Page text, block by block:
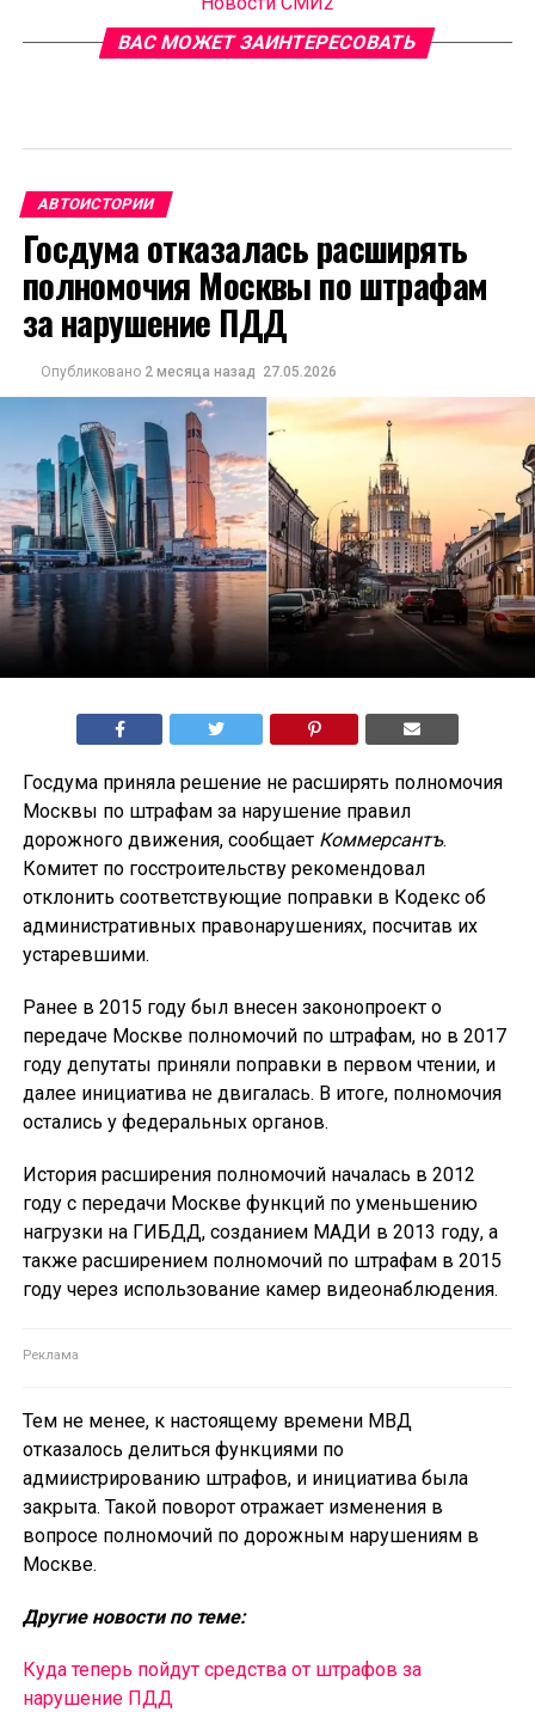
ВАС МОЖЕТ ЗАИНТЕРЕСОВАТЬ
АВТОИСТОРИИ
Госдума отказалась расширять
полномочия Москвы по штрафам
за нарушение ПДД
Опубликовано 2 месяца назад 27.05.2026
Госдума приняла решение не расширять полномочия
Москвы по штрафам за нарушение правил
дорожного движения, сообщает Коммерсантъ.
Комитет по госстроительству рекомендовал
отклонить соответствующие поправки в Кодекс об
административных правонарушениях, посчитав их
устаревшими.
Ранее в 2015 году был внесен законопроект о
передаче Москве полномочий по штрафам, но в 2017
году депутаты приняли поправки в первом чтении, и
далее инициатива не двигалась. В итоге, полномочия
остались у федеральных органов.
История расширения полномочий началась в 2012
году с передачи Москве функций по уменьшению
нагрузки на ГИБДД, созданием МАДИ в 2013 году, а
также расширением полномочий по штрафам в 2015
году через использование камер видеонаблюдения.
Тем не менее, к настоящему времени МВД
отказалось делиться функциями по
адмиистрированию штрафов, и инициатива была
закрыта. Такой поворот отражает изменения в
вопросе полномочий по дорожным нарушениям в
Москве.
Другие новости по теме:
Куда теперь пойдут средства от штрафов за
нарушение ПДД